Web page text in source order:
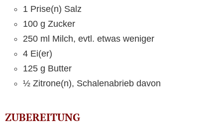
1 Prise(n) Salz
100 g Zucker
250 ml Milch, evtl. etwas weniger
4 Ei(er)
125 g Butter
½ Zitrone(n), Schalenabrieb davon
ZUBEREITUNG